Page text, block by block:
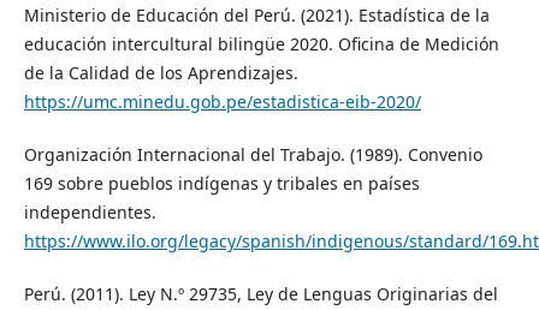
Ministerio de Educación del Perú. (2021). Estadística de la
educación intercultural bilingüe 2020. Oficina de Medición
de la Calidad de los Aprendizajes.
https://umc.minedu.gob.pe/estadistica-eib-2020/
Organización Internacional del Trabajo. (1989). Convenio
169 sobre pueblos indígenas y tribales en países
independientes.
https://www.ilo.org/legacy/spanish/indigenous/standard/
Perú. (2011). Ley N.º 29735, Ley de Lenguas Originarias del